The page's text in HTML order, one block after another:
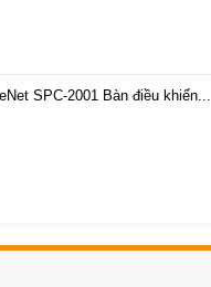
SPC-2001 Bàn điều khiển...